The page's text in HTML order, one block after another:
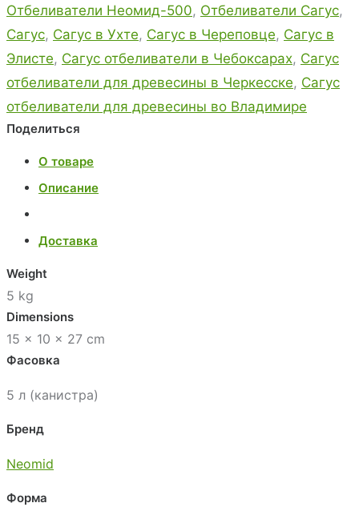
Отбеливатели Неомид-500, Отбеливатели Сагус,
Сагус, Сагус в Ухте, Сагус в Череповце, Сагус в
Элисте, Сагус отбеливатели в Чебоксарах, Сагус
отбеливатели для древесины в Черкесске, Сагус
отбеливатели для древесины во Владимире
Поделиться
О товаре
Описание
Доставка
Weight
5 kg
Dimensions
15 × 10 × 27 cm
Фасовка
5 л (канистра)
Бренд
Neomid
Форма